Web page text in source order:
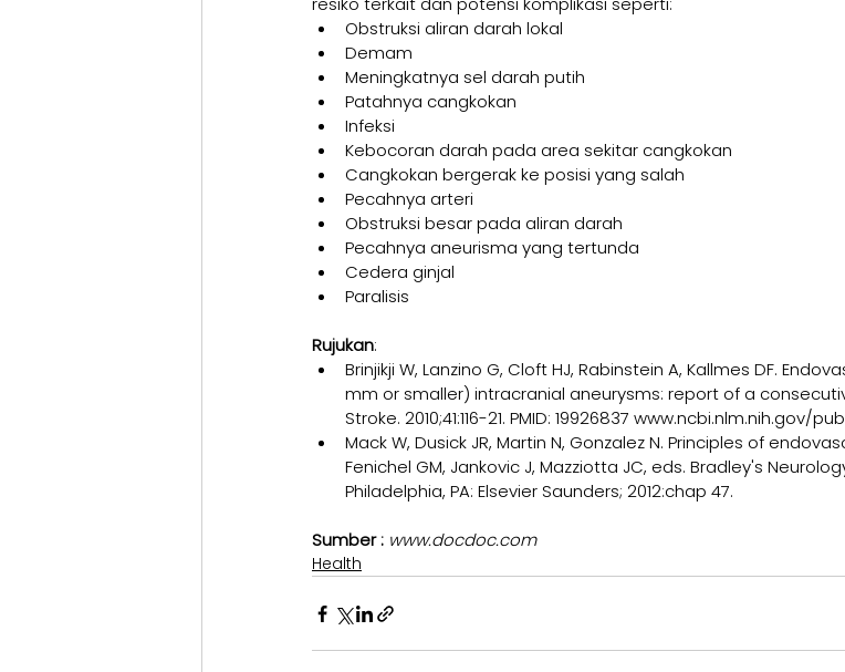
Obstruksi aliran darah lokal
Demam
Meningkatnya sel darah putih
Patahnya cangkokan
Infeksi
Kebocoran darah pada area sekitar cangkokan
Cangkokan bergerak ke posisi yang salah
Pecahnya arteri
Obstruksi besar pada aliran darah
Pecahnya aneurisma yang tertunda
Cedera ginjal
Paralisis
Rujukan:
Brinjikji W, Lanzino G, Cloft HJ, Rabinstein A, Kallmes DF.
mm or smaller) intracranial aneurysms: report of a
Stroke. 2010;41:116-21. PMID: 19926837 www.ncbi.nlm.nih.gov/
Mack W, Dusick JR, Martin N, Gonzalez N. Principles of
Fenichel GM, Jankovic J, Mazziotta JC, eds. Bradley's
Philadelphia, PA: Elsevier Saunders; 2012:chap 47.
Sumber : www.docdoc.com
Health